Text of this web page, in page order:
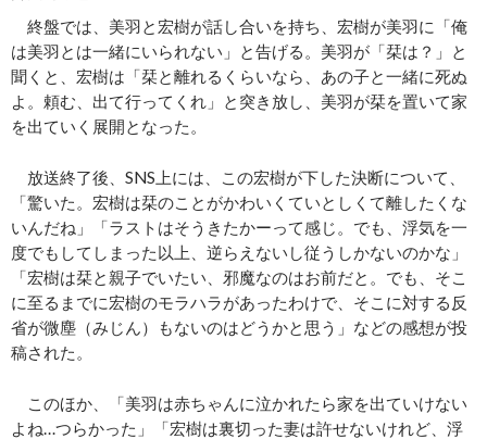
終盤では、美羽と宏樹が話し合いを持ち、宏樹が美羽に「俺
は美羽とは一緒にいられない」と告げる。美羽が「栞は？」と
聞くと、宏樹は「栞と離れるくらいなら、あの子と一緒に死ぬ
よ。頼む、出て行ってくれ」と突き放し、美羽が栞を置いて家
を出ていく展開となった。
放送終了後、SNS上には、この宏樹が下した決断について、
「驚いた。宏樹は栞のことがかわいくていとしくて離したくな
いんだね」「ラストはそうきたかーって感じ。でも、浮気を一
度でもしてしまった以上、逆らえないし従うしかないのかな」
「宏樹は栞と親子でいたい、邪魔なのはお前だと。でも、そこ
に至るまでに宏樹のモラハラがあったわけで、そこに対する反
省が微塵（みじん）もないのはどうかと思う」などの感想が投
稿された。
このほか、「美羽は赤ちゃんに泣かれたら家を出ていけない
よね…つらかった」「宏樹は裏切った妻は許せないけれど、浮